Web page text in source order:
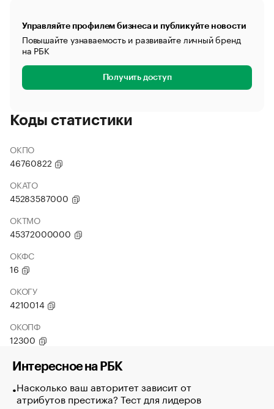
Управляйте профилем бизнеса и публикуйте новости
Повышайте узнаваемость и развивайте личный бренд
на РБК
Получить доступ
Коды статистики
ОКПО
46760822
ОКАТО
45283587000
ОКТМО
45372000000
ОКФС
16
ОКОГУ
4210014
ОКОПФ
12300
Интересное на РБК
Насколько ваш авторитет зависит от
атрибутов престижа? Тест для лидеров